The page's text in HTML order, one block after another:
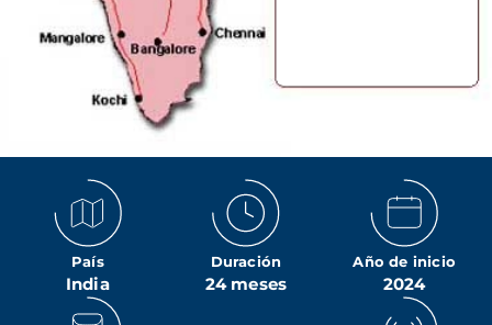
País
India
Duración
24 meses
Año de inicio
2024